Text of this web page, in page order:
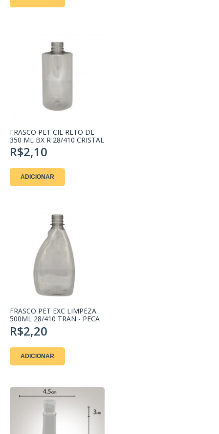
FRASCO PET CIL RETO DE
350 ML BX R 28/410 CRISTAL
- PECA
R$2,10
ADICIONAR
FRASCO PET EXC LIMPEZA
500ML 28/410 TRAN - PECA
R$2,20
ADICIONAR